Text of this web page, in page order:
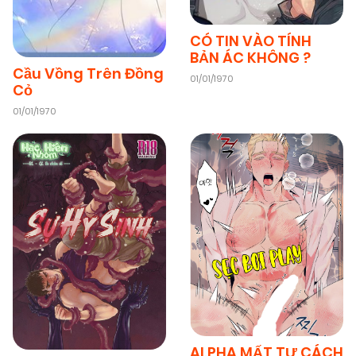
Chapter 12(VIP) 04/01/2026
Chapter 11
Chapter 10 (VIP) 04/01/2026
Chapter 9(VIP) 04/01/2026
Chapter 8(VIP) 04/01/2026
Chapter 7 (VIP) 04/01/2026
Cầu Vồng Trên Đồng
Cỏ
01/01/1970
CÓ TIN VÀO TÍNH
BẢN ÁC KHÔNG ?
01/01/1970